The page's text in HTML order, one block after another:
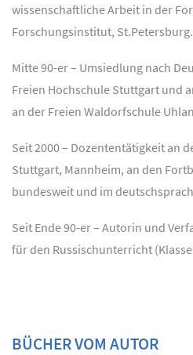
wissenschaftliche Arbeit in der
Forschungsinstitut, St.Petersburg.
Mitte 90-er – Umsiedlung nach
Freien Hochschule Stuttgart und
an der Freien Waldorfschule
Seit 2000 – Dozententätigkeit an
Stuttgart, Mannheim, an den
bundesweit und im
Seit Ende 90-er – Autorin und
für den Russischunterricht
BÜCHER VOM AUTOR